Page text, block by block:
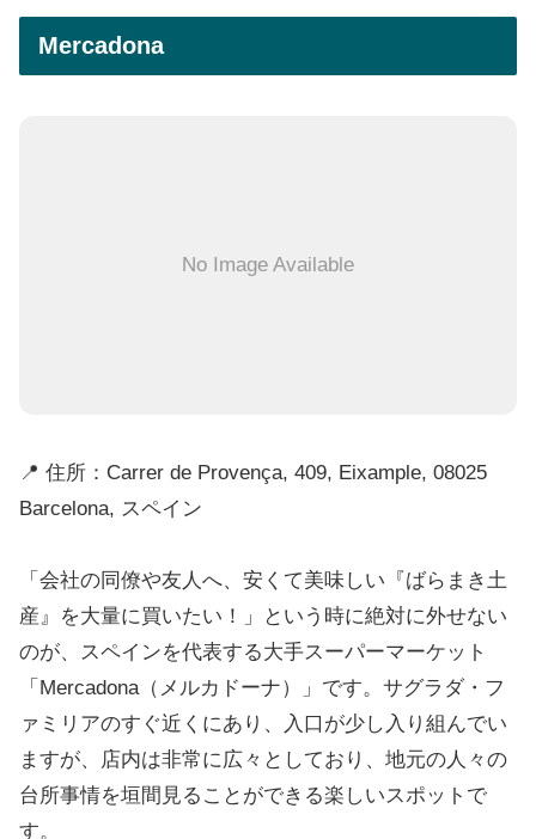
Mercadona
No Image Available
📍 住所：Carrer de Provença, 409, Eixample, 08025
Barcelona, スペイン
「会社の同僚や友人へ、安くて美味しい『ばらまき土
産』を大量に買いたい！」という時に絶対に外せない
のが、スペインを代表する大手スーパーマーケット
「Mercadona（メルカドーナ）」です。サグラダ・フ
ァミリアのすぐ近くにあり、入口が少し入り組んでい
ますが、店内は非常に広々としており、地元の人々の
台所事情を垣間見ることができる楽しいスポットで
す。